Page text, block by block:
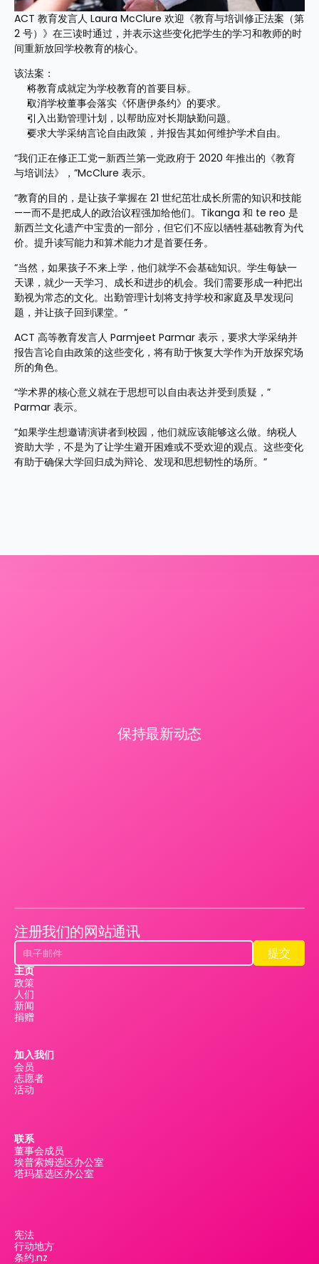
ACT 教育发言人 Laura McClure 欢迎《教育与培训修正法案（第
2 号）》在三读时通过，并表示这些变化把学生的学习和教师的时
间重新放回学校教育的核心。
该法案：
将教育成就定为学校教育的首要目标。
取消学校董事会落实《怀唐伊条约》的要求。
引入出勤管理计划，以帮助应对长期缺勤问题。
要求大学采纳言论自由政策，并报告其如何维护学术自由。
“我们正在修正工党—新西兰第一党政府于 2020 年推出的《教育
与培训法》，”McClure 表示。
“教育的目的，是让孩子掌握在 21 世纪茁壮成长所需的知识和技能
——而不是把成人的政治议程强加给他们。Tikanga 和 te reo 是
新西兰文化遗产中宝贵的一部分，但它们不应以牺牲基础教育为代
价。提升读写能力和算术能力才是首要任务。
“当然，如果孩子不来上学，他们就学不会基础知识。学生每缺一
天课，就少一天学习、成长和进步的机会。我们需要形成一种把出
勤视为常态的文化。出勤管理计划将支持学校和家庭及早发现问
题，并让孩子回到课堂。”
ACT 高等教育发言人 Parmjeet Parmar 表示，要求大学采纳并
报告言论自由政策的这些变化，将有助于恢复大学作为开放探究场
所的角色。
“学术界的核心意义就在于思想可以自由表达并受到质疑，”
Parmar 表示。
“如果学生想邀请演讲者到校园，他们就应该能够这么做。纳税人
资助大学，不是为了让学生避开困难或不受欢迎的观点。这些变化
有助于确保大学回归成为辩论、发现和思想韧性的场所。”
保持最新动态
注册我们的网站通讯
提交
提交
主页
政策
人们
新闻
捐赠
加入我们
会员
志愿者
活动
联系
董事会成员
埃普索姆选区办公室
塔玛基选区办公室
宪法
行动地方
条约.nz